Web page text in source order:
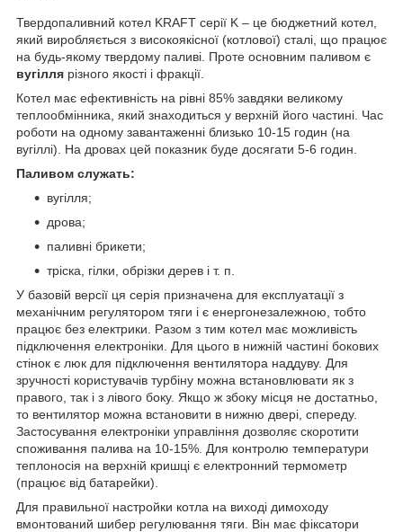
Твердопаливний котел KRAFT серії K – це бюджетний котел,
який виробляється з високоякісної (котлової) сталі, що працює
на будь-якому твердому паливі. Проте основним паливом є
вугілля різного якості і фракції.
Котел має ефективність на рівні 85% завдяки великому
теплообмінника, який знаходиться у верхній його частині. Час
роботи на одному завантаженні близько 10-15 годин (на
вугіллі). На дровах цей показник буде досягати 5-6 годин.
Паливом служать:
вугілля;
дрова;
паливні брикети;
тріска, гілки, обрізки дерев і т. п.
У базовій версії ця серія призначена для експлуатації з
механічним регулятором тяги і є енергонезалежною, тобто
працює без електрики. Разом з тим котел має можливість
підключення електроніки. Для цього в нижній частині бокових
стінок є люк для підключення вентилятора наддуву. Для
зручності користувачів турбіну можна встановлювати як з
правого, так і з лівого боку. Якщо ж збоку місця не достатньо,
то вентилятор можна встановити в нижню двері, спереду.
Застосування електроніки управління дозволяє скоротити
споживання палива на 10-15%. Для контролю температури
теплоносія на верхній кришці є електронний термометр
(працює від батарейки).
Для правильної настройки котла на виході димоходу
вмонтований шибер регулювання тяги. Він має фіксатори